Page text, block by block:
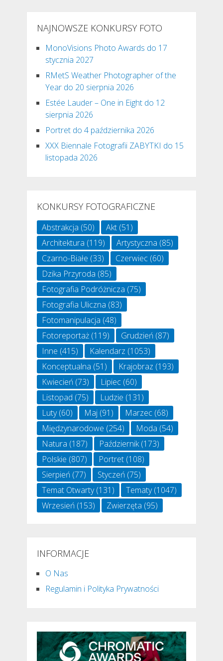
NAJNOWSZE KONKURSY FOTO
MonoVisions Photo Awards do 17
stycznia 2027
RMetS Weather Photographer of the
Year do 20 sierpnia 2026
Estée Lauder – One in Eight do 12
sierpnia 2026
Portret do 4 października 2026
XXX Biennale Fotografii ZABYTKI do 15
listopada 2026
KONKURSY FOTOGRAFICZNE
Abstrakcja (50) Akt(51)
Architektura (119) Artystyczna (85)
Czarno-Białe (33) Czerwiec(60)
Dzika Przyroda (85)
Fotografia Podróżnicza (75)
Fotografia Uliczna (83)
Fotomanipulacja (48)
Fotoreportaż(119) Grudzień(87)
Inne (415) Kalendarz (1053)
Konceptualna (51) Krajobraz (193)
Kwiecień(73) Lipiec(60)
Listopad (75) Ludzie (131)
Luty(60) Maj(91) Marzec(68)
Międzynarodowe (254) Moda (54)
Natura (187) Październik(173)
Polskie (807) Portret(108)
Sierpień(77) Styczeń(75)
Temat Otwarty(131) Tematy(1047)
Wrzesień(153) Zwierzęta (95)
INFORMACJE
O Nas
Regulamin i Polityka Prywatności